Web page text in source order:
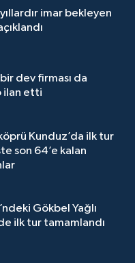
imar bekleyen
dev firması da
ilan etti
Kunduz’da ilk tur
son 64’e kalan
Gökbel Yağlı
ilk tur tamamlandı